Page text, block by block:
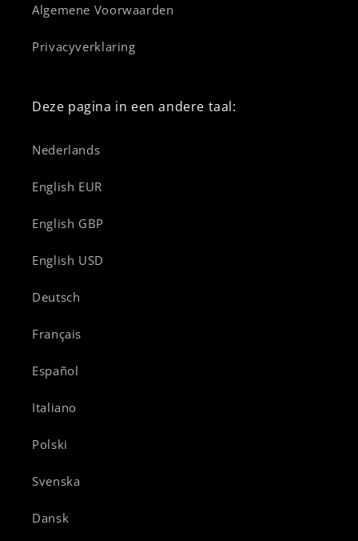
Algemene Voorwaarden
Privacyverklaring
Deze pagina in een andere taal:
Nederlands
English EUR
English GBP
English USD
Deutsch
Français
Español
Italiano
Polski
Svenska
Dansk